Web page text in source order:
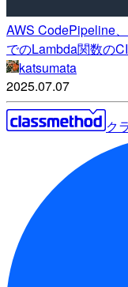
AWS CodePipeline
でのLambda関数の
katsumata
2025.07.07
ク